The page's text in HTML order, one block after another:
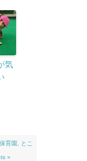
気
育園 , とこ
»